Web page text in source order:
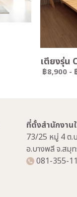
เตียงรุ่น
฿8,900 -
ที่ตั้งสำนักงา
73/25 หมู่ 4 ต.
อ.บางพลี จ.สมุ
081-355-